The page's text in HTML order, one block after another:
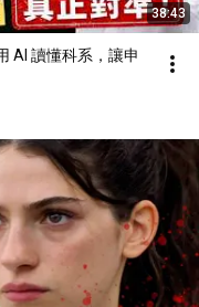
38:43
AI 讀懂科系，讓申